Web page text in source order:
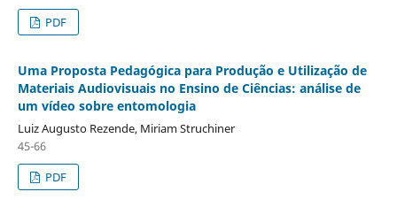
PDF
Uma Proposta Pedagógica para Produção e Utilização de
Materiais Audiovisuais no Ensino de Ciências: análise de
um vídeo sobre entomologia
Luiz Augusto Rezende, Miriam Struchiner
45-66
PDF